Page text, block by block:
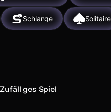
Schlange Solitaire
Zufälliges Spiel